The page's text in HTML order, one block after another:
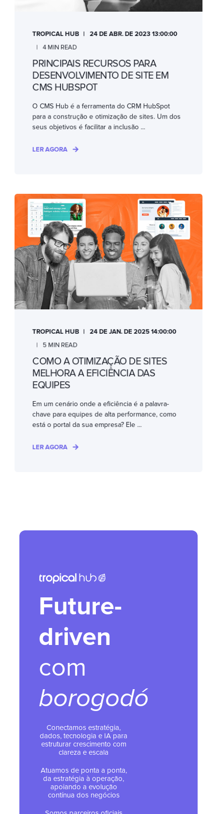
TROPICAL HUB
24 DE ABR. DE 2023 13:00:00
4 MIN READ
PRINCIPAIS RECURSOS PARA
DESENVOLVIMENTO DE SITE EM
CMS HUBSPOT
O CMS Hub é a ferramenta do CRM HubSpot
para a construção e otimização de sites. Um dos
seus objetivos é facilitar a inclusão ...
LER AGORA
TROPICAL HUB
24 DE JAN. DE 2025 14:00:00
5 MIN READ
COMO A OTIMIZAÇÃO DE SITES
MELHORA A EFICIÊNCIA DAS
EQUIPES
Em um cenário onde a eficiência é a palavra-
chave para equipes de alta performance, como
está o portal da sua empresa? Ele ...
LER AGORA
Future-
driven
com
borogodó
Conectamos estratégia,
dados, tecnologia e IA para
estruturar crescimento com
clareza e escala
Atuamos de ponta a ponta,
da estratégia à operação,
apoiando a evolução
contínua dos negócios